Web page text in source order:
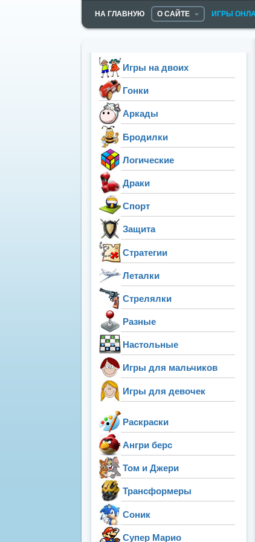
НА ГЛАВНУЮ О САЙТЕ ИГРЫ
Игры на двоих
Гонки
Аркады
Бродилки
Логические
Драки
Спорт
Защита
Стратегии
Леталки
Стрелялки
Разные
Настольные
Игры для мальчиков
Игры для девочек
Раскраски
Ангри берс
Том и Джери
Трансформеры
Соник
Супер Марио